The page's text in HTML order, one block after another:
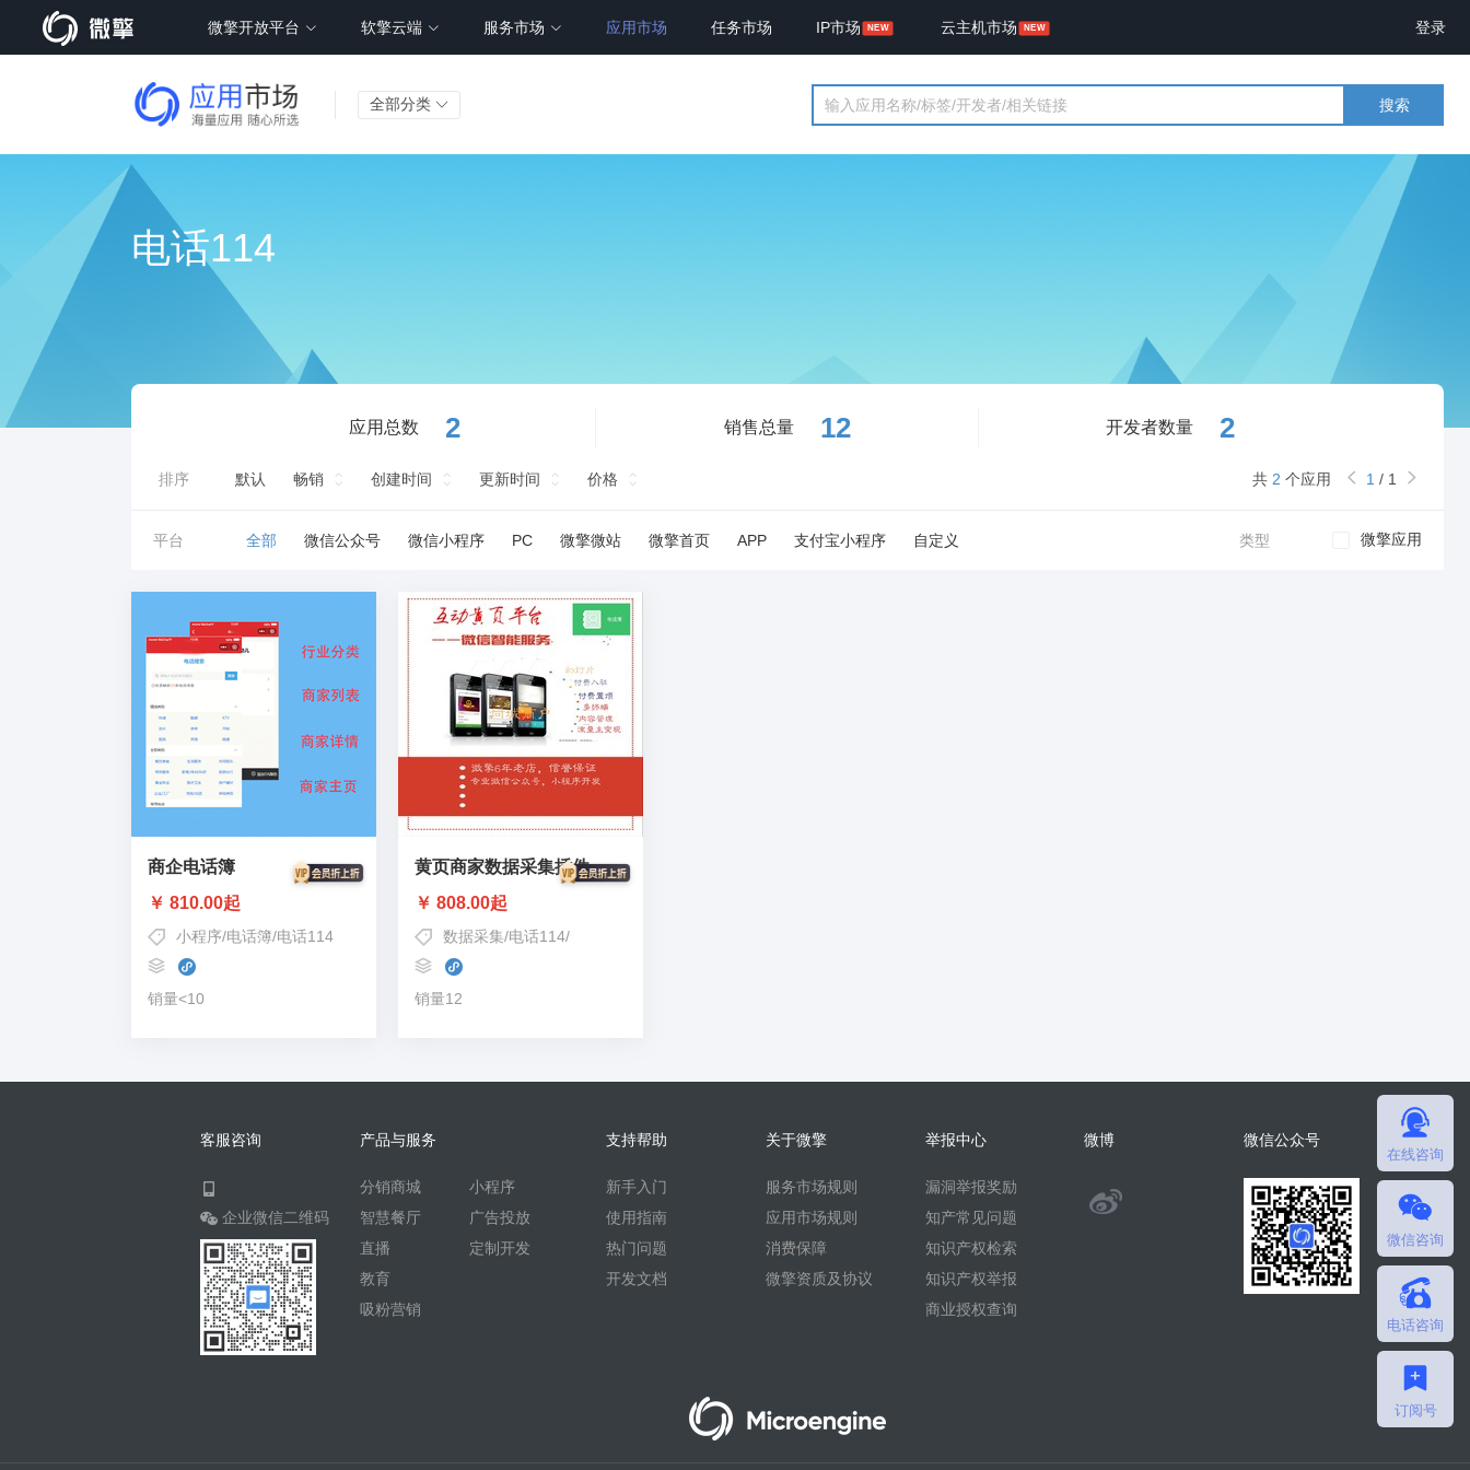
微擎开放平台 软擎云端 服务市场 应用市场 任务市场 IP市场 云主机市场 登录
在线咨询
微信咨询
电话咨询
订阅号
全部分类 搜索
电话114
应用总数 2 销售总量 12 开发者数量 2
排序 默认 畅销 创建时间 更新时间 价格 共 2 个应用 1 / 1
平台 全部 微信公众号 微信小程序 PC 微擎微站 微擎首页 APP 支付宝小程序 自定义 类型 微擎应用
商企电话簿
￥ 810.00起
小程序/电话簿/电话114
销量<10
黄页商家数据采集插件
￥ 808.00起
数据采集/电话114/
销量12
客服咨询
企业微信二维码
产品与服务
分销商城
智慧餐厅
直播
教育
吸粉营销
小程序
广告投放
定制开发
支持帮助
新手入门
使用指南
热门问题
开发文档
关于微擎
服务市场规则
应用市场规则
消费保障
微擎资质及协议
举报中心
漏洞举报奖励
知产常见问题
知识产权检索
知识产权举报
商业授权查询
微博 微信公众号